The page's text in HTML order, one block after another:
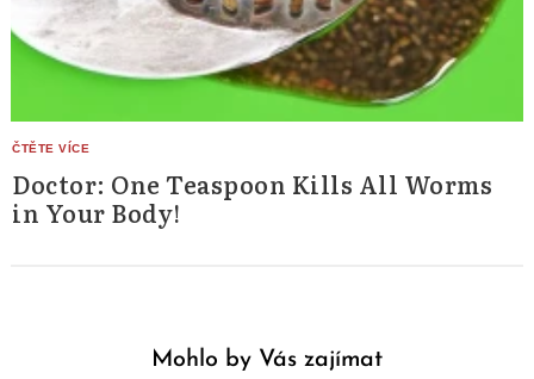
Doctor: One Teaspoon Kills All Worms
in Your Body!
Mohlo by Vás zajímat